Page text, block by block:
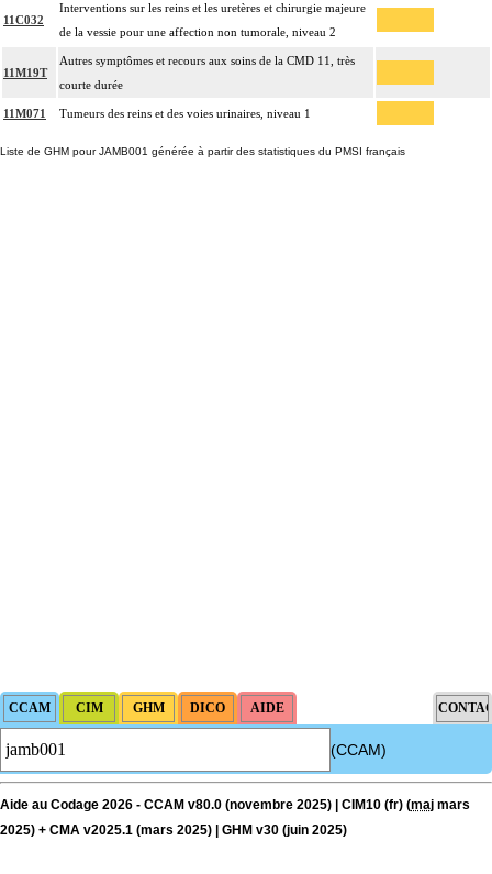
11C032
Interventions sur les reins et les uretères et chirurgie majeure
de la vessie pour une affection non tumorale, niveau 2
11M19T
Autres symptômes et recours aux soins de la CMD 11, très
courte durée
11M071 Tumeurs des reins et des voies urinaires, niveau 1
Liste de GHM pour JAMB001 générée à partir des statistiques du PMSI français
(CCAM)
Aide au Codage 2026 - CCAM v80.0 (novembre 2025) | CIM10 (fr) (maj mars
2025) + CMA v2025.1 (mars 2025) | GHM v30 (juin 2025)